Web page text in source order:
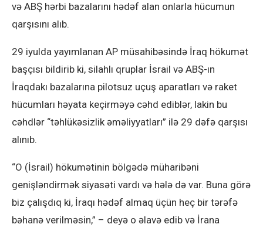
və ABŞ hərbi bazalarını hədəf alan onlarla hücumun
qarşısını alıb.
29 iyulda yayımlanan AP müsahibəsində İraq hökumət
başçısı bildirib ki, silahlı qruplar İsrail və ABŞ-ın
İraqdakı bazalarına pilotsuz uçuş aparatları və raket
hücumları həyata keçirməyə cəhd ediblər, lakin bu
cəhdlər “təhlükəsizlik əməliyyatları” ilə 29 dəfə qarşısı
alınıb.
“O (İsrail) hökumətinin bölgədə müharibəni
genişləndirmək siyasəti vardı və hələ də var. Buna görə
biz çalışdıq ki, İraqı hədəf almaq üçün heç bir tərəfə
bəhanə verilməsin,” – deyə o əlavə edib və İrana